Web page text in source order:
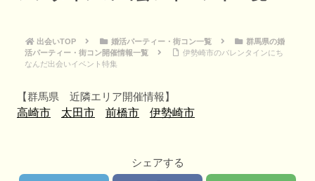
出会いTOP 婚活パーティー・街コン一覧
群馬県の婚
活パーティー・街コン開催情報一覧
伊勢崎市のバレンタインにち
なんだ出会いイベント特集
【群馬県 近隣エリア開催情報】
高崎市
太田市 前橋市 伊勢崎市
シェアする